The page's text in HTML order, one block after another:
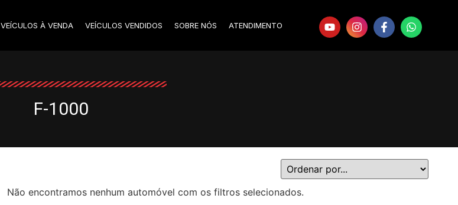
VEÍCULOS À VENDA VEÍCULOS VENDIDOS SOBRE NÓS ATENDIMENTO
F-1000
Não encontramos nenhum automóvel com os filtros selecionados.